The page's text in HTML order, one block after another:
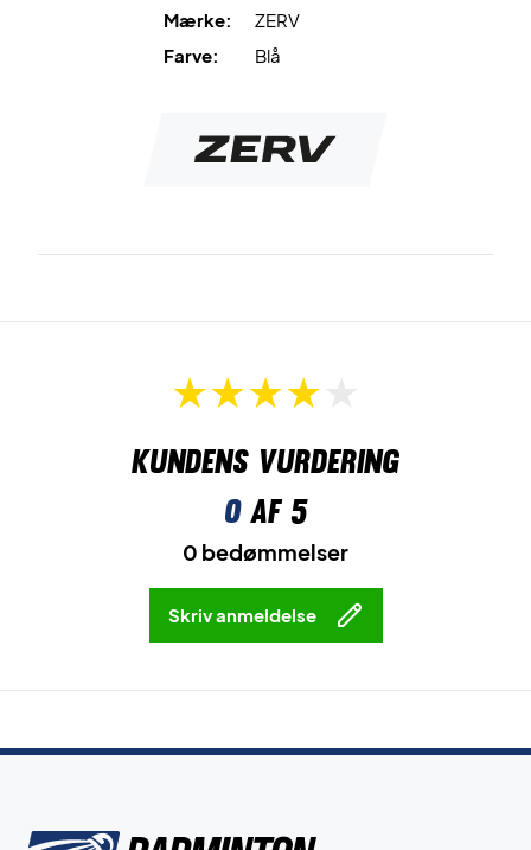
Mærke:
ZERV
Farve:
Blå
Kundens vurdering
0af 5
0 bedømmelser
Skriv anmeldelse